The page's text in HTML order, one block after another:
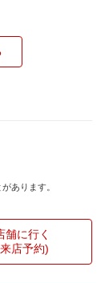
あります。
舗に行く
店予約)